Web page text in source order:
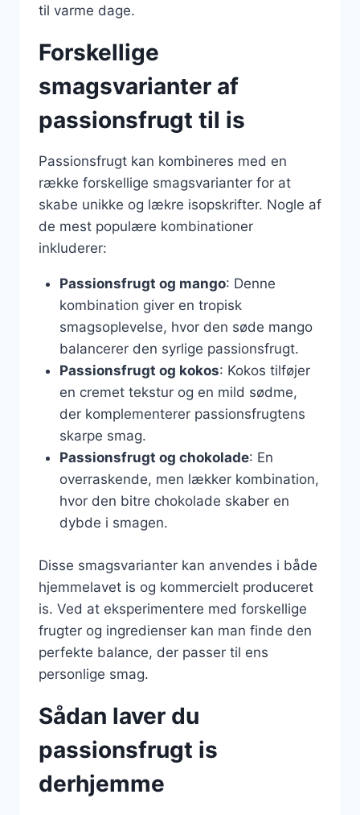
til varme dage.
Forskellige
smagsvarianter af
passionsfrugt til is
Passionsfrugt kan kombineres med en
række forskellige smagsvarianter for at
skabe unikke og lækre isopskrifter. Nogle af
de mest populære kombinationer
inkluderer:
Passionsfrugt og mango: Denne
kombination giver en tropisk
smagsoplevelse, hvor den søde mango
balancerer den syrlige passionsfrugt.
Passionsfrugt og kokos: Kokos tilføjer
en cremet tekstur og en mild sødme,
der komplementerer passionsfrugtens
skarpe smag.
Passionsfrugt og chokolade: En
overraskende, men lækker kombination,
hvor den bitre chokolade skaber en
dybde i smagen.
Disse smagsvarianter kan anvendes i både
hjemmelavet is og kommercielt produceret
is. Ved at eksperimentere med forskellige
frugter og ingredienser kan man finde den
perfekte balance, der passer til ens
personlige smag.
Sådan laver du
passionsfrugt is
derhjemme